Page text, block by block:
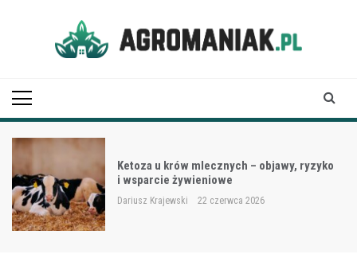
Ketoza u krów mlecznych – objawy, ryzyko
i wsparcie żywieniowe
Dariusz Krajewski 22 czerwca 2026